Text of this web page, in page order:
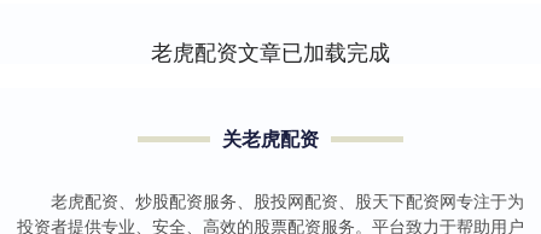
老虎配资文章已加载完成
关老虎配资
老虎配资、炒股配资服务、股投网配资、股天下配资网专注于为
投资者提供专业、安全、高效的股票配资服务。平台致力于帮助用户